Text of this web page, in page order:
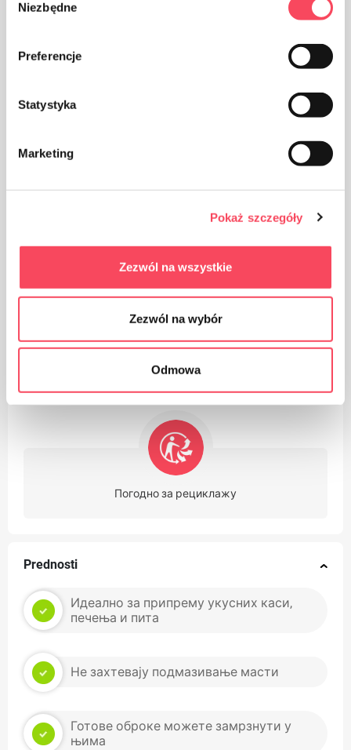
zgody
Niezbędne
Preferencje
Statystyka
Marketing
Pokaż szczegóły
Zezwól na wszystkie
Zezwól na wybór
Odmowa
Водите рачуна о чистоћи, одбачену амбалажу
производа бацајте у канту за смеће
Производ се може опрати до 60 ° Ц
Погодно за рециклажу
Prednosti
Идеално за припрему укусних каси,
печења и пита
Не захтевају подмазивање масти
Готове оброке можете замрзнути у
њима